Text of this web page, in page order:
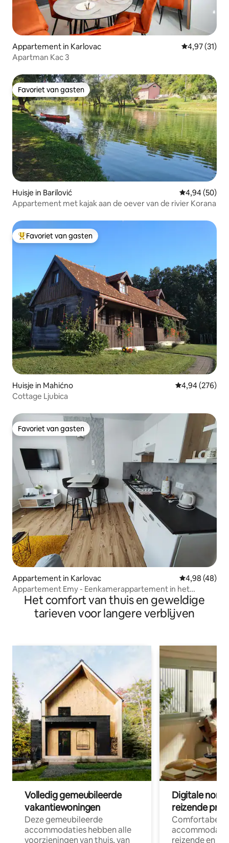
Appartement in Karlovac Gemiddelde
4,97 (31)
Apartman Kac 3
Favoriet van gasten
Favoriet van gasten
Huisje in Barilović Gemiddelde
4,94 (50)
Appartement met kajak aan de oever van de rivier Korana
Topfavoriet van gasten
Favoriet van gasten
Huisje in Mahićno Gemiddelde
4,94 (276)
Cottage Ljubica
Favoriet van gasten
Favoriet van gasten
Appartement in Karlovac Gemiddelde
4,98 (48)
Appartement Emy - Eenkamerappartement in het
centrum van de stad.
Het comfort van thuis en geweldige
tarieven voor langere verblijven
Volledig gemeubileerde
vakantiewoningen
Deze gemeubileerde
accommodaties hebben alle
voorzieningen van thuis, van
Digitale
reizende
Comfortabele
reizende en